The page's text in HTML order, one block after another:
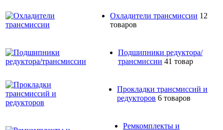
Охладители трансмиссии 12
товаров
Подшипники редуктора/
трансмиссии 41 товар
Прокладки трансмиссий и
редукторов 6 товаров
Ремкомплекты и